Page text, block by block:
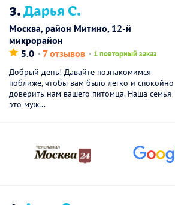
3.Дарья С.
Москва, район Митино, 12-й
микрорайон
5.0
7 отзывов 1 повторный заказ
Добрый день! Давайте познакомимся
поближе, чтобы вам было легко и спокойно
доверить нам вашего питомца. Наша семья
это муж...